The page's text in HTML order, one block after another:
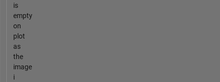
is
empty
on
plot
as
the
image
i